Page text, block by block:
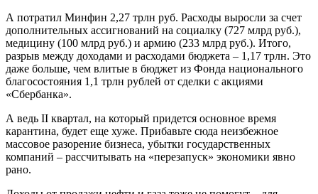
А потратил Минфин 2,27 трлн руб. Расходы выросли за счет
дополнительных ассигнований на социалку (727 млрд руб.),
медицину (100 млрд руб.) и армию (233 млрд руб.). Итого,
разрыв между доходами и расходами бюджета – 1,17 трлн. Это
даже больше, чем влитые в бюджет из Фонда национального
благосостояния 1,1 трлн рублей от сделки с акциями
«Сбербанка».
А ведь II квартал, на который придется основное время
карантина, будет еще хуже. Прибавьте сюда неизбежное
массовое разорение бизнеса, убытки государственных
компаний – рассчитывать на «перезапуск» экономики явно
рано.